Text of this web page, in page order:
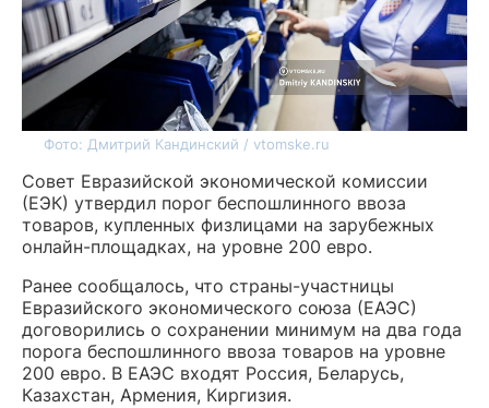
Фото: Дмитрий Кандинский / vtomske.ru
Совет Евразийской экономической комиссии
(ЕЭК) утвердил порог беспошлинного ввоза
товаров, купленных физлицами на зарубежных
онлайн-площадках, на уровне 200 евро.
Ранее сообщалось, что страны-участницы
Евразийского экономического союза (ЕАЭС)
договорились о сохранении минимум на два года
порога беспошлинного ввоза товаров на уровне
200 евро. В ЕАЭС входят Россия, Беларусь,
Казахстан, Армения, Киргизия.